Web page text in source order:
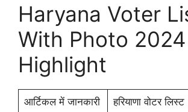
Haryana Voter
With Photo 2024
Highlight
आर्टिकल में जानकारी हरियाणा वोटर